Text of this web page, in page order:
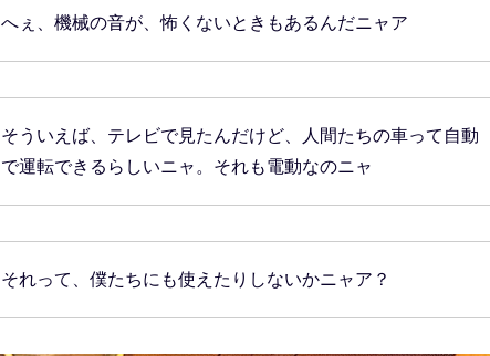
へぇ、機械の音が、怖くないときもあるんだニャア
そういえば、テレビで見たんだけど、人間たちの車って自動
で運転できるらしいニャ。それも電動なのニャ
それって、僕たちにも使えたりしないかニャア？